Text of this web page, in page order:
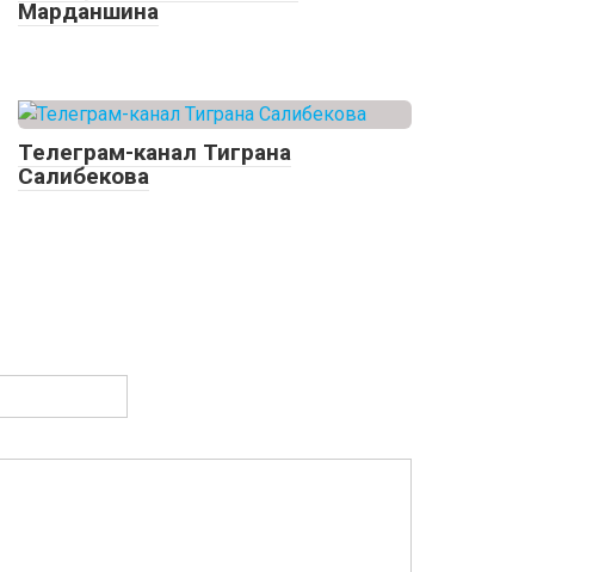
Марданшина
Телеграм-канал Тиграна
Салибекова